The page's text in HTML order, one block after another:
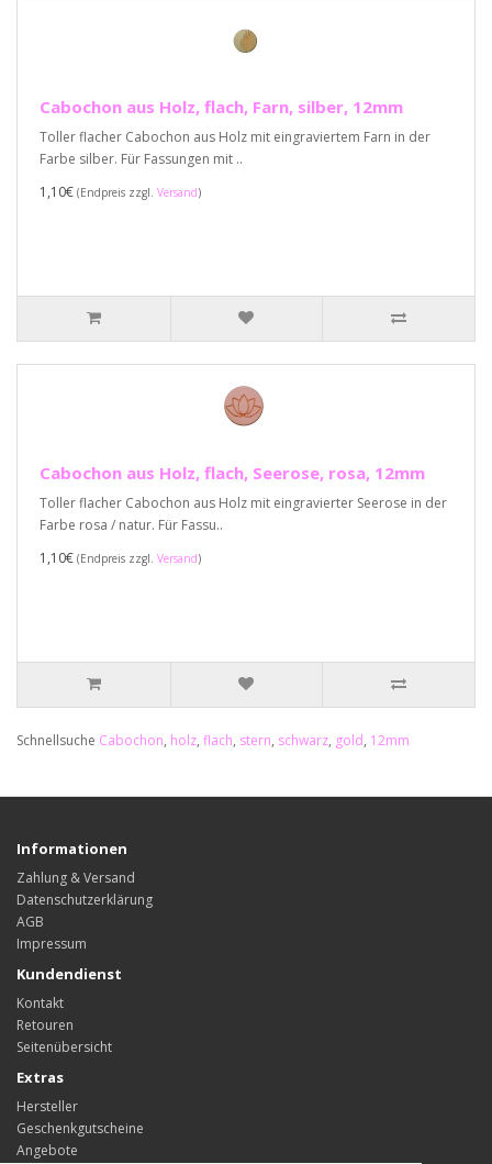
Cabochon aus Holz, flach, Farn, silber, 12mm
Toller flacher Cabochon aus Holz mit eingraviertem Farn in der
Farbe silber. Für Fassungen mit ..
1,10€ (Endpreis zzgl. Versand)
Cabochon aus Holz, flach, Seerose, rosa, 12mm
Toller flacher Cabochon aus Holz mit eingravierter Seerose in der
Farbe rosa / natur. Für Fassu..
1,10€ (Endpreis zzgl. Versand)
Schnellsuche Cabochon, holz, flach, stern, schwarz, gold, 12mm
Informationen
Zahlung & Versand
Datenschutzerklärung
AGB
Impressum
Kundendienst
Kontakt
Retouren
Seitenübersicht
Extras
Hersteller
Geschenkgutscheine
Angebote